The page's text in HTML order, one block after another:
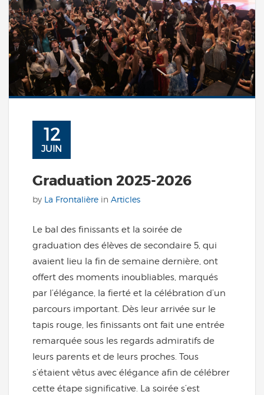
12
JUIN
Graduation 2025-2026
by La Frontalière in Articles
Le bal des finissants et la soirée de
graduation des élèves de secondaire 5, qui
avaient lieu la fin de semaine dernière, ont
offert des moments inoubliables, marqués
par l’élégance, la fierté et la célébration d’un
parcours important. Dès leur arrivée sur le
tapis rouge, les finissants ont fait une entrée
remarquée sous les regards admiratifs de
leurs parents et de leurs proches. Tous
s’étaient vêtus avec élégance afin de célébrer
cette étape significative. La soirée s’est